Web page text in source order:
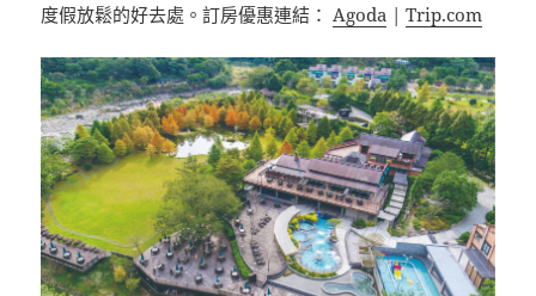
度假放鬆的好去處。訂房優惠連結： Agoda |Trip.com